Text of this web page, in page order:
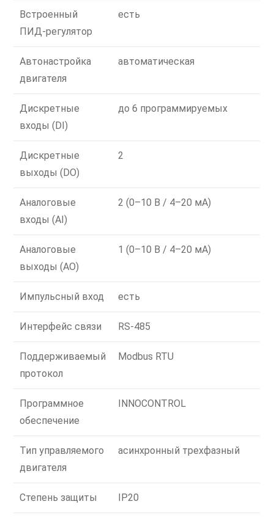
Встроенный
ПИД-регулятор
есть
Автонастройка
двигателя
автоматическая
Дискретные
входы (DI)
до 6 программируемых
Дискретные
выходы (DO)
2
Аналоговые
входы (AI)
2 (0–10 В / 4–20 мА)
Аналоговые
выходы (AO)
1 (0–10 В / 4–20 мА)
Импульсный вход есть
Интерфейс связи RS-485
Поддерживаемый
протокол
Modbus RTU
Программное
обеспечение
INNOCONTROL
Тип управляемого
двигателя
асинхронный трехфазный
Степень защиты IP20